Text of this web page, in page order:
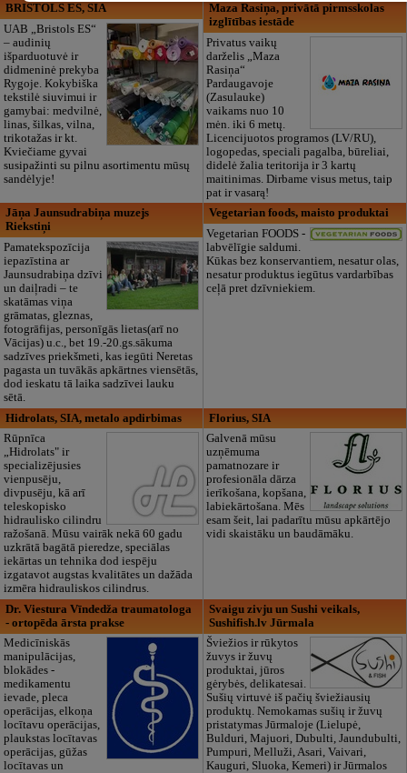
BRISTOLS ES, SIA
UAB „Bristols ES“
– audinių
išparduotuvė ir
didmeninė prekyba
Rygoje. Kokybiška
tekstilė siuvimui ir
gamybai: medvilnė,
linas, šilkas, vilna,
trikotažas ir kt.
Kviečiame gyvai
susipažinti su pilnu asortimentu mūsų
sandėlyje!
Maza Rasiņa, privātā pirmsskolas
izglītības iestāde
Privatus vaikų
darželis „Maza
Rasiņa“
Pardaugavoje
(Zasulauke)
vaikams nuo 10
mėn. iki 6 metų.
Licencijuotos programos (LV/RU),
logopedas, speciali pagalba, būreliai,
didelė žalia teritorija ir 3 kartų
maitinimas. Dirbame visus metus, taip
pat ir vasarą!
Jāņa Jaunsudrabiņa muzejs
Riekstiņi
Pamatekspozīcija
iepazīstina ar
Jaunsudrabiņa dzīvi
un daiļradi – te
skatāmas viņa
grāmatas, gleznas,
fotogrāfijas, personīgās lietas(arī no
Vācijas) u.c., bet 19.-20.gs.sākuma
sadzīves priekšmeti, kas iegūti Neretas
pagasta un tuvākās apkārtnes viensētās,
dod ieskatu tā laika sadzīvei lauku
sētā.
Vegetarian foods, maisto produktai
Vegetarian FOODS -
labvēlīgie saldumi.
Kūkas bez konservantiem, nesatur olas,
nesatur produktus iegūtus vardarbības
ceļā pret dzīvniekiem.
Hidrolats, SIA, metalo apdirbimas
Rūpnīca
„Hidrolats" ir
specializējusies
vienpusēju,
divpusēju, kā arī
teleskopisko
hidraulisko cilindru
ražošanā. Mūsu vairāk nekā 60 gadu
uzkrātā bagātā pieredze, speciālas
iekārtas un tehnika dod iespēju
izgatavot augstas kvalitātes un dažāda
izmēra hidrauliskos cilindrus.
Florius, SIA
Galvenā mūsu
uzņēmuma
pamatnozare ir
profesionāla dārza
ierīkošana, kopšana,
labiekārtošana. Mēs
esam šeit, lai padarītu mūsu apkārtējo
vidi skaistāku un baudāmāku.
Dr. Viestura Vīndedža traumatologa
- ortopēda ārsta prakse
Medicīniskās
manipulācijas,
blokādes -
medikamentu
ievade, pleca
operācijas, elkoņa
locītavu operācijas,
plaukstas locītavas
operācijas, gūžas
locītavas un
Svaigu zivju un Sushi veikals,
Sushifish.lv Jūrmala
Šviežios ir rūkytos
žuvys ir žuvų
produktai, jūros
gėrybės, delikatesai.
Sušių virtuvė iš pačių šviežiausių
produktų. Nemokamas sušių ir žuvų
pristatymas Jūrmaloje (Lielupė,
Bulduri, Majuori, Dubulti, Jaundubulti,
Pumpuri, Melluži, Asari, Vaivari,
Kauguri, Sluoka, Kemeri) ir Jūrmalos